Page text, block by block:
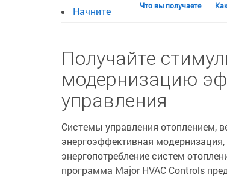
Начните
Что вы получаете
Получайте
модернизацию
управления
Системы управления отоплением,
энергоэффективная
энергопотребление систем
программа Major HVAC Controls